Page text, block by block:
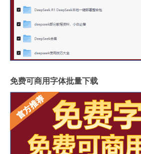
免费可商用字体批量下载